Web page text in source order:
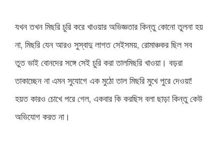
যখন তখন মিছরি চুরি করে খাওয়ার অভিজ্ঞতার কিন্তু কোনো তুলনা হয়
না, মিছরি যেন আরও সুস্বাদু লাগত সেইসময়, রোমাঞ্চকর ছিল সব
তুত ভাই বোনদের সঙ্গে সেই চুরি করা তালমিছরি খাওয়া। বড়রা
তাকাচ্ছেন না এমন সুযোগে এক মুঠো তাল মিছরি মুখে পুরে দেওয়া!
হয়ত কারও চোখে পরে গেল, একবার কি করছিস বলা ছাড়া কিন্তু কেউ
অভিযোগ করত না।